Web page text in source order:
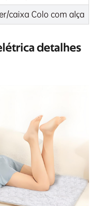
caixa Colo com alça
detalhes